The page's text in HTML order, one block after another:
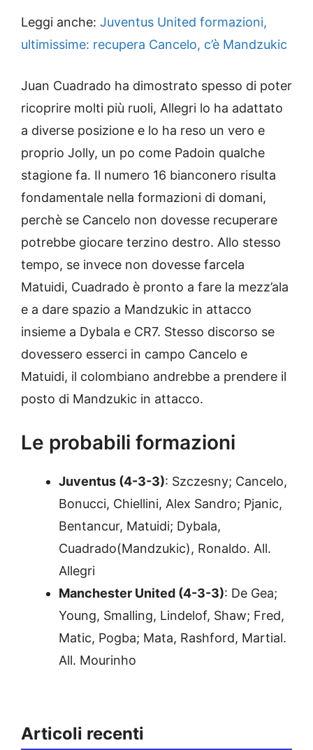
Leggi anche: Juventus United formazioni,
ultimissime: recupera Cancelo, c’è Mandzukic
Juan Cuadrado ha dimostrato spesso di poter
ricoprire molti più ruoli, Allegri lo ha adattato
a diverse posizione e lo ha reso un vero e
proprio Jolly, un po come Padoin qualche
stagione fa. Il numero 16 bianconero risulta
fondamentale nella formazioni di domani,
perchè se Cancelo non dovesse recuperare
potrebbe giocare terzino destro. Allo stesso
tempo, se invece non dovesse farcela
Matuidi, Cuadrado è pronto a fare la mezz’ala
e a dare spazio a Mandzukic in attacco
insieme a Dybala e CR7. Stesso discorso se
dovessero esserci in campo Cancelo e
Matuidi, il colombiano andrebbe a prendere il
posto di Mandzukic in attacco.
Le probabili formazioni
Juventus (4-3-3): Szczesny; Cancelo,
Bonucci, Chiellini, Alex Sandro; Pjanic,
Bentancur, Matuidi; Dybala,
Cuadrado(Mandzukic), Ronaldo. All.
Allegri
Manchester United (4-3-3): De Gea;
Young, Smalling, Lindelof, Shaw; Fred,
Matic, Pogba; Mata, Rashford, Martial.
All. Mourinho
Articoli recenti